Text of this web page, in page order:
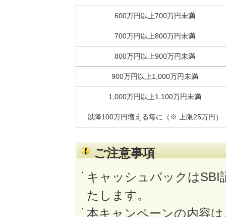
600万円以上700万円未満
700万円以上800万円未満
800万円以上900万円未満
900万円以上1,000万円未満
1,000万円以上1,100万円未満
以降100万円増える毎に（※ 上限25万円）
ご注意事項
キャッシュバックはSBI
たします。
本キャンペーンの内容